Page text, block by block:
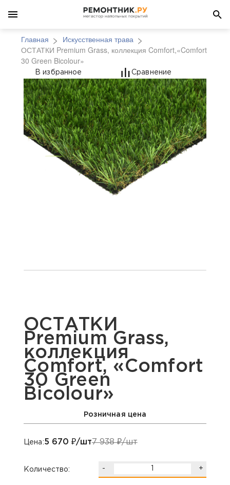
Главная
Искусственная трава
ОСТАТКИ Premium Grass, коллекция Comfort,«Comfort
30 Green Bicolour»
ОСТАТКИ Premium
В избранное Сравнение
ОСТАТКИ
Premium Grass,
коллекция
Comfort, «Comfort
30 Green
Bicolour»
Розничная цена
Цена:5 670 ₽/шт7 938₽/шт
Количество: - +